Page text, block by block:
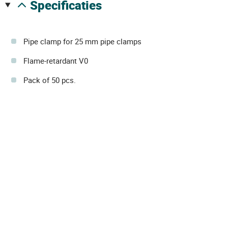
specificaties
Pipe clamp for 25 mm pipe clamps
Flame-retardant V0
Pack of 50 pcs.